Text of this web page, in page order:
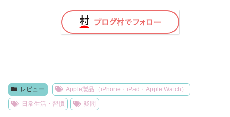
レビュー
Apple製品（iPhone・iPad・Apple Watch）
日常生活・習慣
疑問